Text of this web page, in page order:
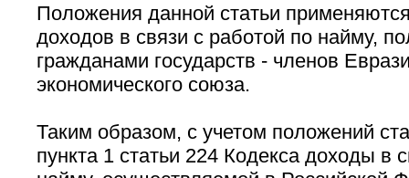
Положения данной статьи
доходов в связи с работой по найму,
гражданами государств - членов
экономического союза.
Таким образом, с учетом положений
пункта 1 статьи 224 Кодекса доходы в